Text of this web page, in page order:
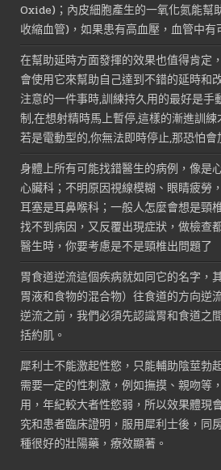
Oxide)；內皮細胞產生的一氧化氮能幫
收縮血管)，如果患有高血壓，血管中
在幫助延時方面發揮的效果也值得肯定
會使用它來幫助自己達到不錯的延時和
注意的一件事時,訓練持久用的最好是手
制,在想射精時馬上暫停,這樣的漸進訓
若是電動型的,你無法即時停止,那恐怕
身體上所有可能找錯醫生的病例，像是
心臟科；不明原因視線模糊、眼睛疲勞
耳塞是耳鼻喉科；一般人怎麼會想是頸
找不到病因，又反覆出現症狀，做檢查
醫生時，你要考慮是不是頸椎出問題了
胃食道逆流這個疾病就如同它的名字，
胃液和食物的混合物）往食道的方向逆
逆流之前，我們必須先認識胃和食道之
括約肌。
犀利士不能激起性慾，只能輔助陰莖勃
需要一定的性刺激，例如撫摸、親吻等
用，年紀較大者性慾弱，所以效果體現
究和患者臨床證明，服用犀利士後，同
種很好的壯陽藥，療效顯著。